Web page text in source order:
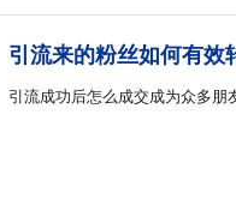
引流来的粉丝如何有效
引流成功后怎么成交成为众多